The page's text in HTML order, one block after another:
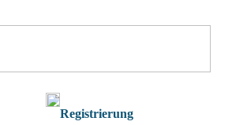
Registrierung